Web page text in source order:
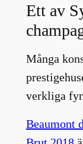
Ett av
Många
verkliga
Beaumont